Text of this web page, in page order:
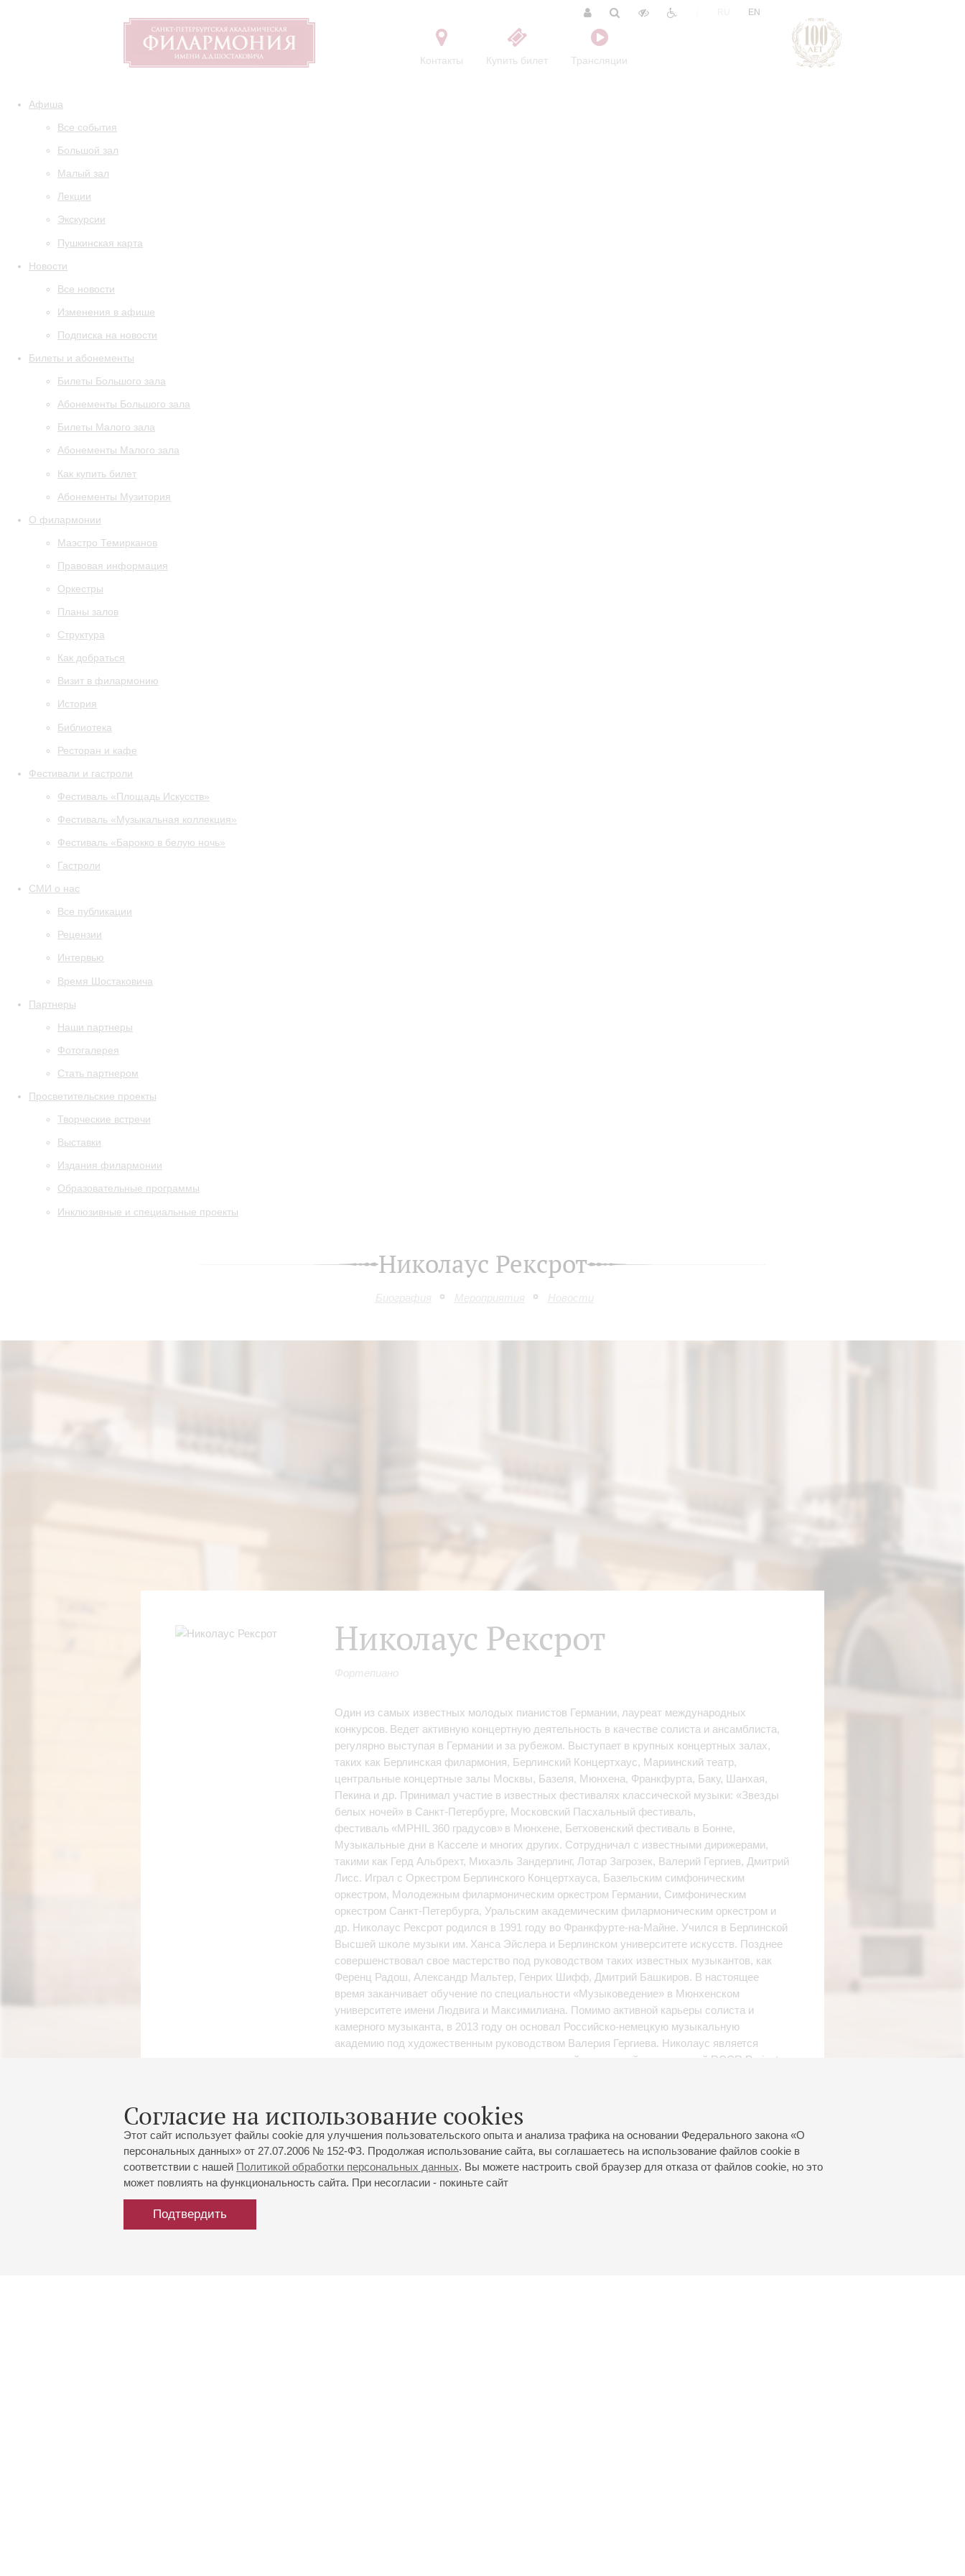
Контакты Купить билет Трансляции
EN
Афиша
Все события
Большой зал
Малый зал
Лекции
Экскурсии
Пушкинская карта
Новости
Все новости
Изменения в афише
Подписка на новости
Билеты и абонементы
Билеты Большого зала
Абонементы Большого зала
Билеты Малого зала
Абонементы Малого зала
Как купить билет
Абонементы Музитория
О филармонии
Маэстро Темирканов
Правовая информация
Оркестры
Планы залов
Структура
Как добраться
Визит в филармонию
История
Библиотека
Ресторан и кафе
Фестивали и гастроли
Фестиваль «Площадь Искусств»
Фестиваль «Музыкальная коллекция»
Фестиваль «Барокко в белую ночь»
Гастроли
СМИ о нас
Все публикации
Рецензии
Интервью
Время Шостаковича
Партнеры
Наши партнеры
Фотогалерея
Стать партнером
Просветительские проекты
Творческие встречи
Выставки
Издания филармонии
Образовательные программы
Инклюзивные и специальные проекты
Николаус Рексрот
Биография Мероприятия Новости
Согласие на использование cookies
Этот сайт использует файлы cookie для улучшения пользовательского опыта и анализа трафика на основании Федерального закона «О
персональных данных» от 27.07.2006 № 152-ФЗ. Продолжая использование сайта, вы соглашаетесь на использование файлов cookie в
соответствии с нашей Политикой обработки персональных данных. Вы можете настроить свой браузер для отказа от файлов cookie, но это
может повлиять на функциональность сайта. При несогласии - покиньте сайт
Подтвердить
Николаус Рексрот
Фортепиано
Один из самых известных молодых пианистов Германии, лауреат международных
конкурсов. Ведет активную концертную деятельность в качестве солиста и ансамблиста,
регулярно выступая в Германии и за рубежом. Выступает в крупных концертных залах,
таких как Берлинская филармония, Берлинский Концертхаус, Мариинский театр,
центральные концертные залы Москвы, Базеля, Мюнхена, Франкфурта, Баку, Шанхая,
Пекина и др. Принимал участие в известных фестивалях классической музыки: «Звезды
белых ночей» в Санкт-Петербурге, Московский Пасхальный фестиваль,
фестиваль «MPHIL 360 градусов» в Мюнхене, Бетховенский фестиваль в Бонне,
Музыкальные дни в Касселе и многих других. Сотрудничал с известными дирижерами,
такими как Герд Альбрехт, Михаэль Зандерлинг, Лотар Загрозек, Валерий Гергиев, Дмитрий
Лисс. Играл с Оркестром Берлинского Концертхауса, Базельским симфоническим
оркестром, Молодежным филармоническим оркестром Германии, Симфоническим
оркестром Санкт-Петербурга, Уральским академическим филармоническим оркестром и
др. Николаус Рексрот родился в 1991 году во Франкфурте-на-Майне. Учился в Берлинской
Высшей школе музыки им. Ханса Эйслера и Берлинском университете искусств. Позднее
совершенствовал свое мастерство под руководством таких известных музыкантов, как
Ференц Радош, Александр Мальтер, Генрих Шифф, Дмитрий Башкиров. В настоящее
время заканчивает обучение по специальности «Музыковедение» в Мюнхенском
университете имени Людвига и Максимилиана. Помимо активной карьеры солиста и
камерного музыканта, в 2013 году он основал Российско-немецкую музыкальную
академию под художественным руководством Валерия Гергиева. Николаус является
художественным руководителем международной культурной организацией RCCR Projects
оркестровой и камерной музыке в рамках престижных фестивалей, готовит гастроли
оркестров, фестивали инновационных форматов и является художественным
руководителем Фестиваля «Camera Obscura» в Тбилиси. В 2019 году Николаус выступил
музыкальным ассистентом Валерия Гергиева в новой постановке «Тангейзера» на
Байройтском фестивале. В 2020 году в период пандемии успешно реализовал в роли
продюссера крупный онлайн проект к «75-летию окончания войны», набравший более 5